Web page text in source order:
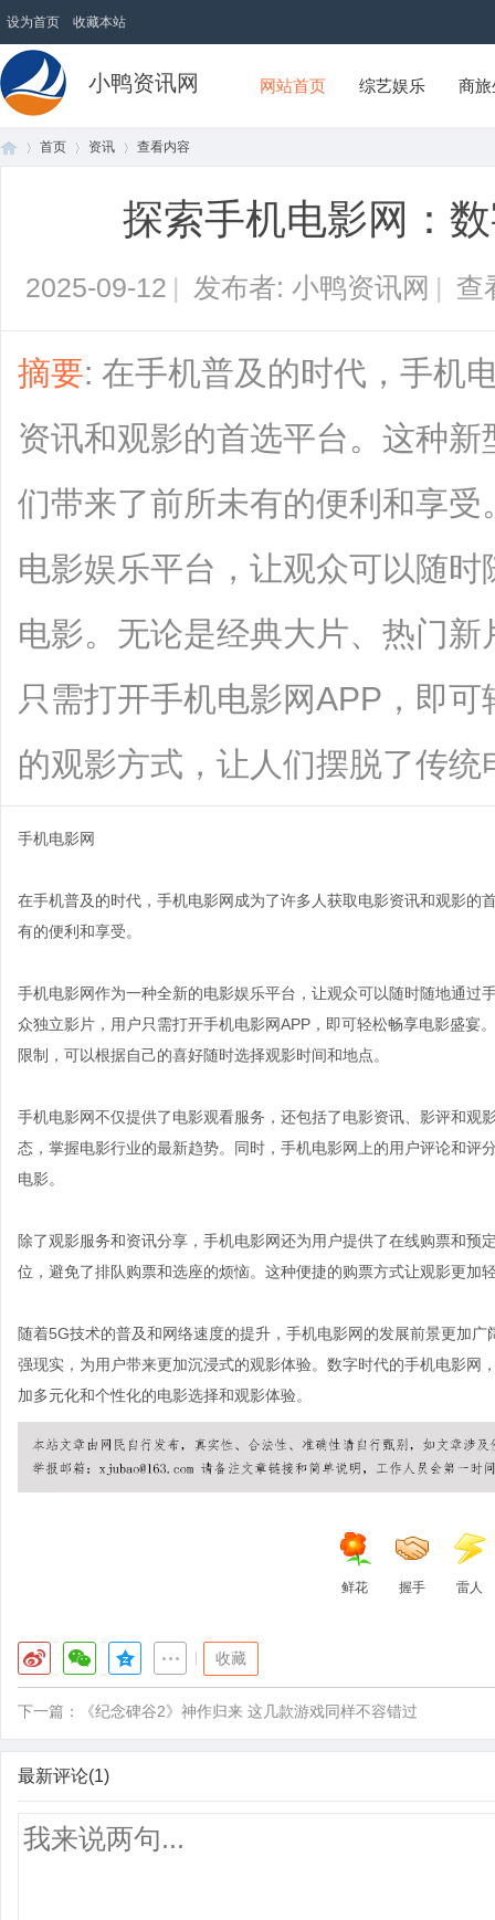
设为首页 收藏本站
小鸭资讯网 网站首页 综艺娱乐 商
首页 资讯 查看内容
探索手机电影网：
2025-09-12 | 发布者: 小鸭资讯网 | 查
摘要: 在手机普及的时代，手机
资讯和观影的首选平台。这种
们带来了前所未有的便利和享
电影娱乐平台，让观众可以随
电影。无论是经典大片、热门
只需打开手机电影网APP，即
的观影方式，让人们摆脱了传统
手机电影网
在手机普及的时代，手机电影网成为了许多人获取电影资讯和观影的
有的便利和享受。
手机电影网作为一种全新的电影娱乐平台，让观众可以随时随地通过
众独立影片，用户只需打开手机电影网APP，即可轻松畅享电影盛宴
限制，可以根据自己的喜好随时选择观影时间和地点。
手机电影网不仅提供了电影观看服务，还包括了电影资讯、影评和观
态，掌握电影行业的最新趋势。同时，手机电影网上的用户评论和
电影。
除了观影服务和资讯分享，手机电影网还为用户提供了在线购票和
位，避免了排队购票和选座的烦恼。这种便捷的购票方式让观影更加
随着5G技术的普及和网络速度的提升，手机电影网的发展前景更加
强现实，为用户带来更加沉浸式的观影体验。数字时代的手机电影网
加多元化和个性化的电影选择和观影体验。
鲜花 握手 雷人
收藏
下一篇： 《纪念碑谷2》神作归来 这几款游戏同样不容错过
最新评论(1)